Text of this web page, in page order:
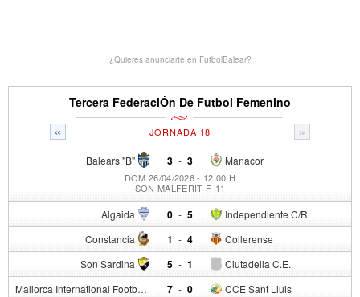
¿Quieres anunciarte en FutbolBalear?
Tercera FederaciÓn De Futbol Femenino
« »
JORNADA 18
Balears "B" 3 - Manacor
3
DOM 26/04/2026 - 12:00 H
SON MALFERIT F-11
Algaida 0 - Independiente C/R
5
Constancia 1 - Collerense
4
Son Sardina 5 - Ciutadella C.E.
1
Mallorca International Football Club del S.p. 7 - CCE Sant Lluis
0